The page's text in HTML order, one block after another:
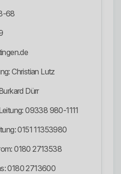
68
Christian Lutz
Dürr
09338 980-1111
0151 11353980
0180 2713538
0180 2713600